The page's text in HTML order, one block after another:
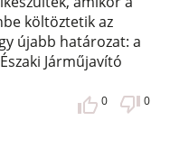
költöztetik az
újabb határozat: a
Járműjavító
0 0